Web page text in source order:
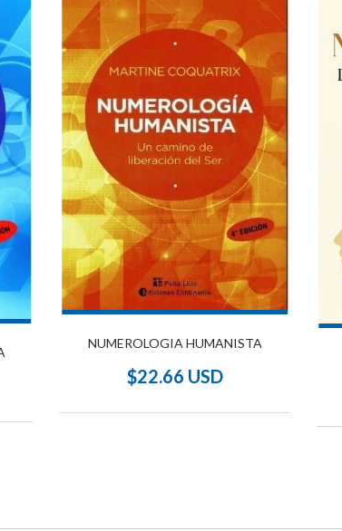
NUMEROLOGIA HUMANISTA
$22.66 USD